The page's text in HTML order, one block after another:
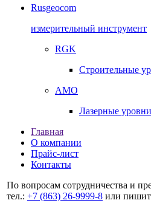
Rusgeocom
измерительный инструмент
RGK
Строительные
AMO
Лазерные
Главная
О компании
Прайс-лист
Контакты
По вопросам сотрудничества и
тел.: +7 (863) 26‐9999‐8 или